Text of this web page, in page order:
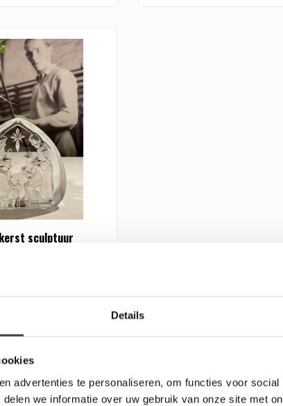
Details
advertenties te personaliseren, om functies voor
we informatie over uw gebruik van onze site met
sculptuur